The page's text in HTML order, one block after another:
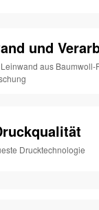
und
aus Baumwoll-
Drucktechnologie